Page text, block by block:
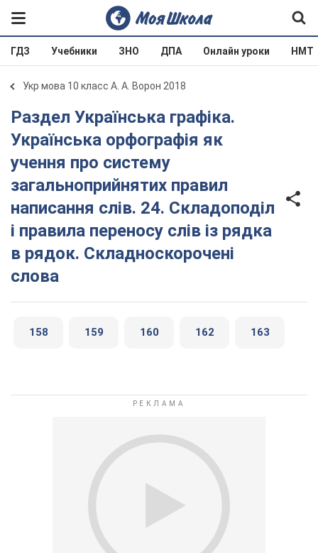
ГДЗ Учебники ЗНО ДПА Онлайн уроки НМТ
Укр мова 10 класс А. А. Ворон 2018
Раздел Українська графіка.
Українська орфографія як
учення про систему
загальноприйнятих правил
написання слів. 24. Складоподіл
і правила переносу слів із рядка
в рядок. Складноскорочені
слова
158 159 160 162 163